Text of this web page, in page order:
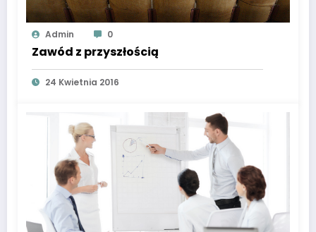
Admin 0
Zawód z przyszłością
24 Kwietnia 2016